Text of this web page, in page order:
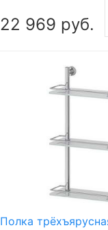
22 969 руб.
Полка